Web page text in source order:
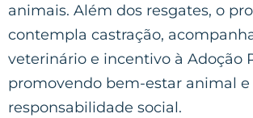
animais. Além dos resgates, o
contempla castração,
veterinário e incentivo à Adoção
promovendo bem-estar animal e
responsabilidade social.